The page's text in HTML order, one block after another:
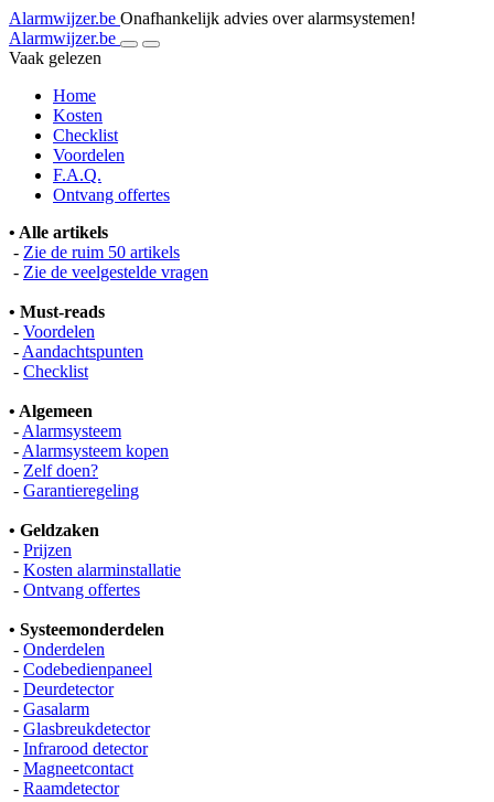
Alarmwijzer.be Onafhankelijk advies over alarmsystemen!
Alarmwijzer.be
Vaak gelezen
Home
Kosten
Checklist
Voordelen
F.A.Q.
Ontvang offertes
• Alle artikels
- Zie de ruim 50 artikels
- Zie de veelgestelde vragen
• Must-reads
- Voordelen
- Aandachtspunten
- Checklist
• Algemeen
- Alarmsysteem
- Alarmsysteem kopen
- Zelf doen?
- Garantieregeling
• Geldzaken
- Prijzen
- Kosten alarminstallatie
- Ontvang offertes
• Systeemonderdelen
- Onderdelen
- Codebedienpaneel
- Deurdetector
- Gasalarm
- Glasbreukdetector
- Infrarood detector
- Magneetcontact
- Raamdetector